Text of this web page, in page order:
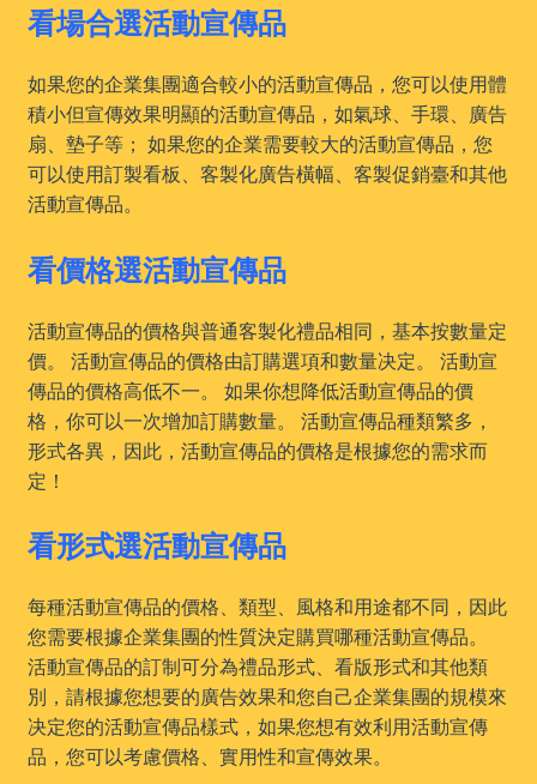
看場合選活動宣傳品
如果您的企業集團適合較小的活動宣傳品，您可以使用體
積小但宣傳效果明顯的活動宣傳品，如氣球、手環、廣告
扇、墊子等； 如果您的企業需要較大的活動宣傳品，您
可以使用訂製看板、客製化廣告橫幅、客製促銷臺和其他
活動宣傳品。
看價格選活動宣傳品
活動宣傳品的價格與普通客製化禮品相同，基本按數量定
價。 活動宣傳品的價格由訂購選項和數量决定。 活動宣
傳品的價格高低不一。 如果你想降低活動宣傳品的價
格，你可以一次增加訂購數量。 活動宣傳品種類繁多，
形式各異，因此，活動宣傳品的價格是根據您的需求而
定！
看形式選活動宣傳品
每種活動宣傳品的價格、類型、風格和用途都不同，因此
您需要根據企業集團的性質決定購買哪種活動宣傳品。
活動宣傳品的訂制可分為禮品形式、看版形式和其他類
別，請根據您想要的廣告效果和您自己企業集團的規模來
决定您的活動宣傳品樣式，如果您想有效利用活動宣傳
品，您可以考慮價格、實用性和宣傳效果。